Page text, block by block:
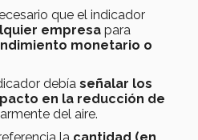
que el indicador
empresa para
monetario o
debía señalar los
en la reducción de
del aire.